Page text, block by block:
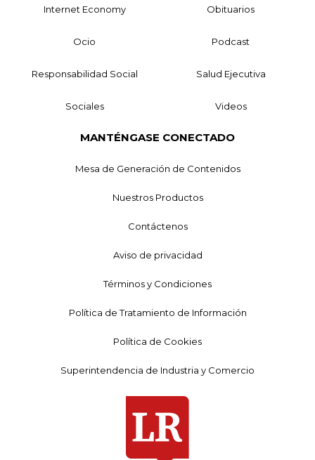
Internet Economy Obituarios
Ocio Podcast
Responsabilidad Social Salud Ejecutiva
Sociales Videos
MANTÉNGASE CONECTADO
Mesa de Generación de Contenidos
Nuestros Productos
Contáctenos
Aviso de privacidad
Términos y Condiciones
Política de Tratamiento de Información
Política de Cookies
Superintendencia de Industria y Comercio